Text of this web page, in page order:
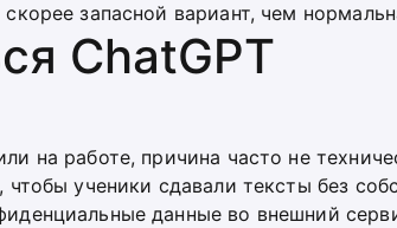
запасной вариант, чем
ChatGPT
на работе, причина часто не
чтобы ученики сдавали тексты без
данные во внешний